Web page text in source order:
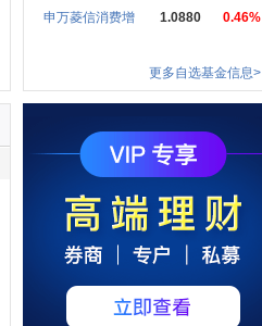
申万菱信消费增
1.0880 0.46%
更多自选基金信息>